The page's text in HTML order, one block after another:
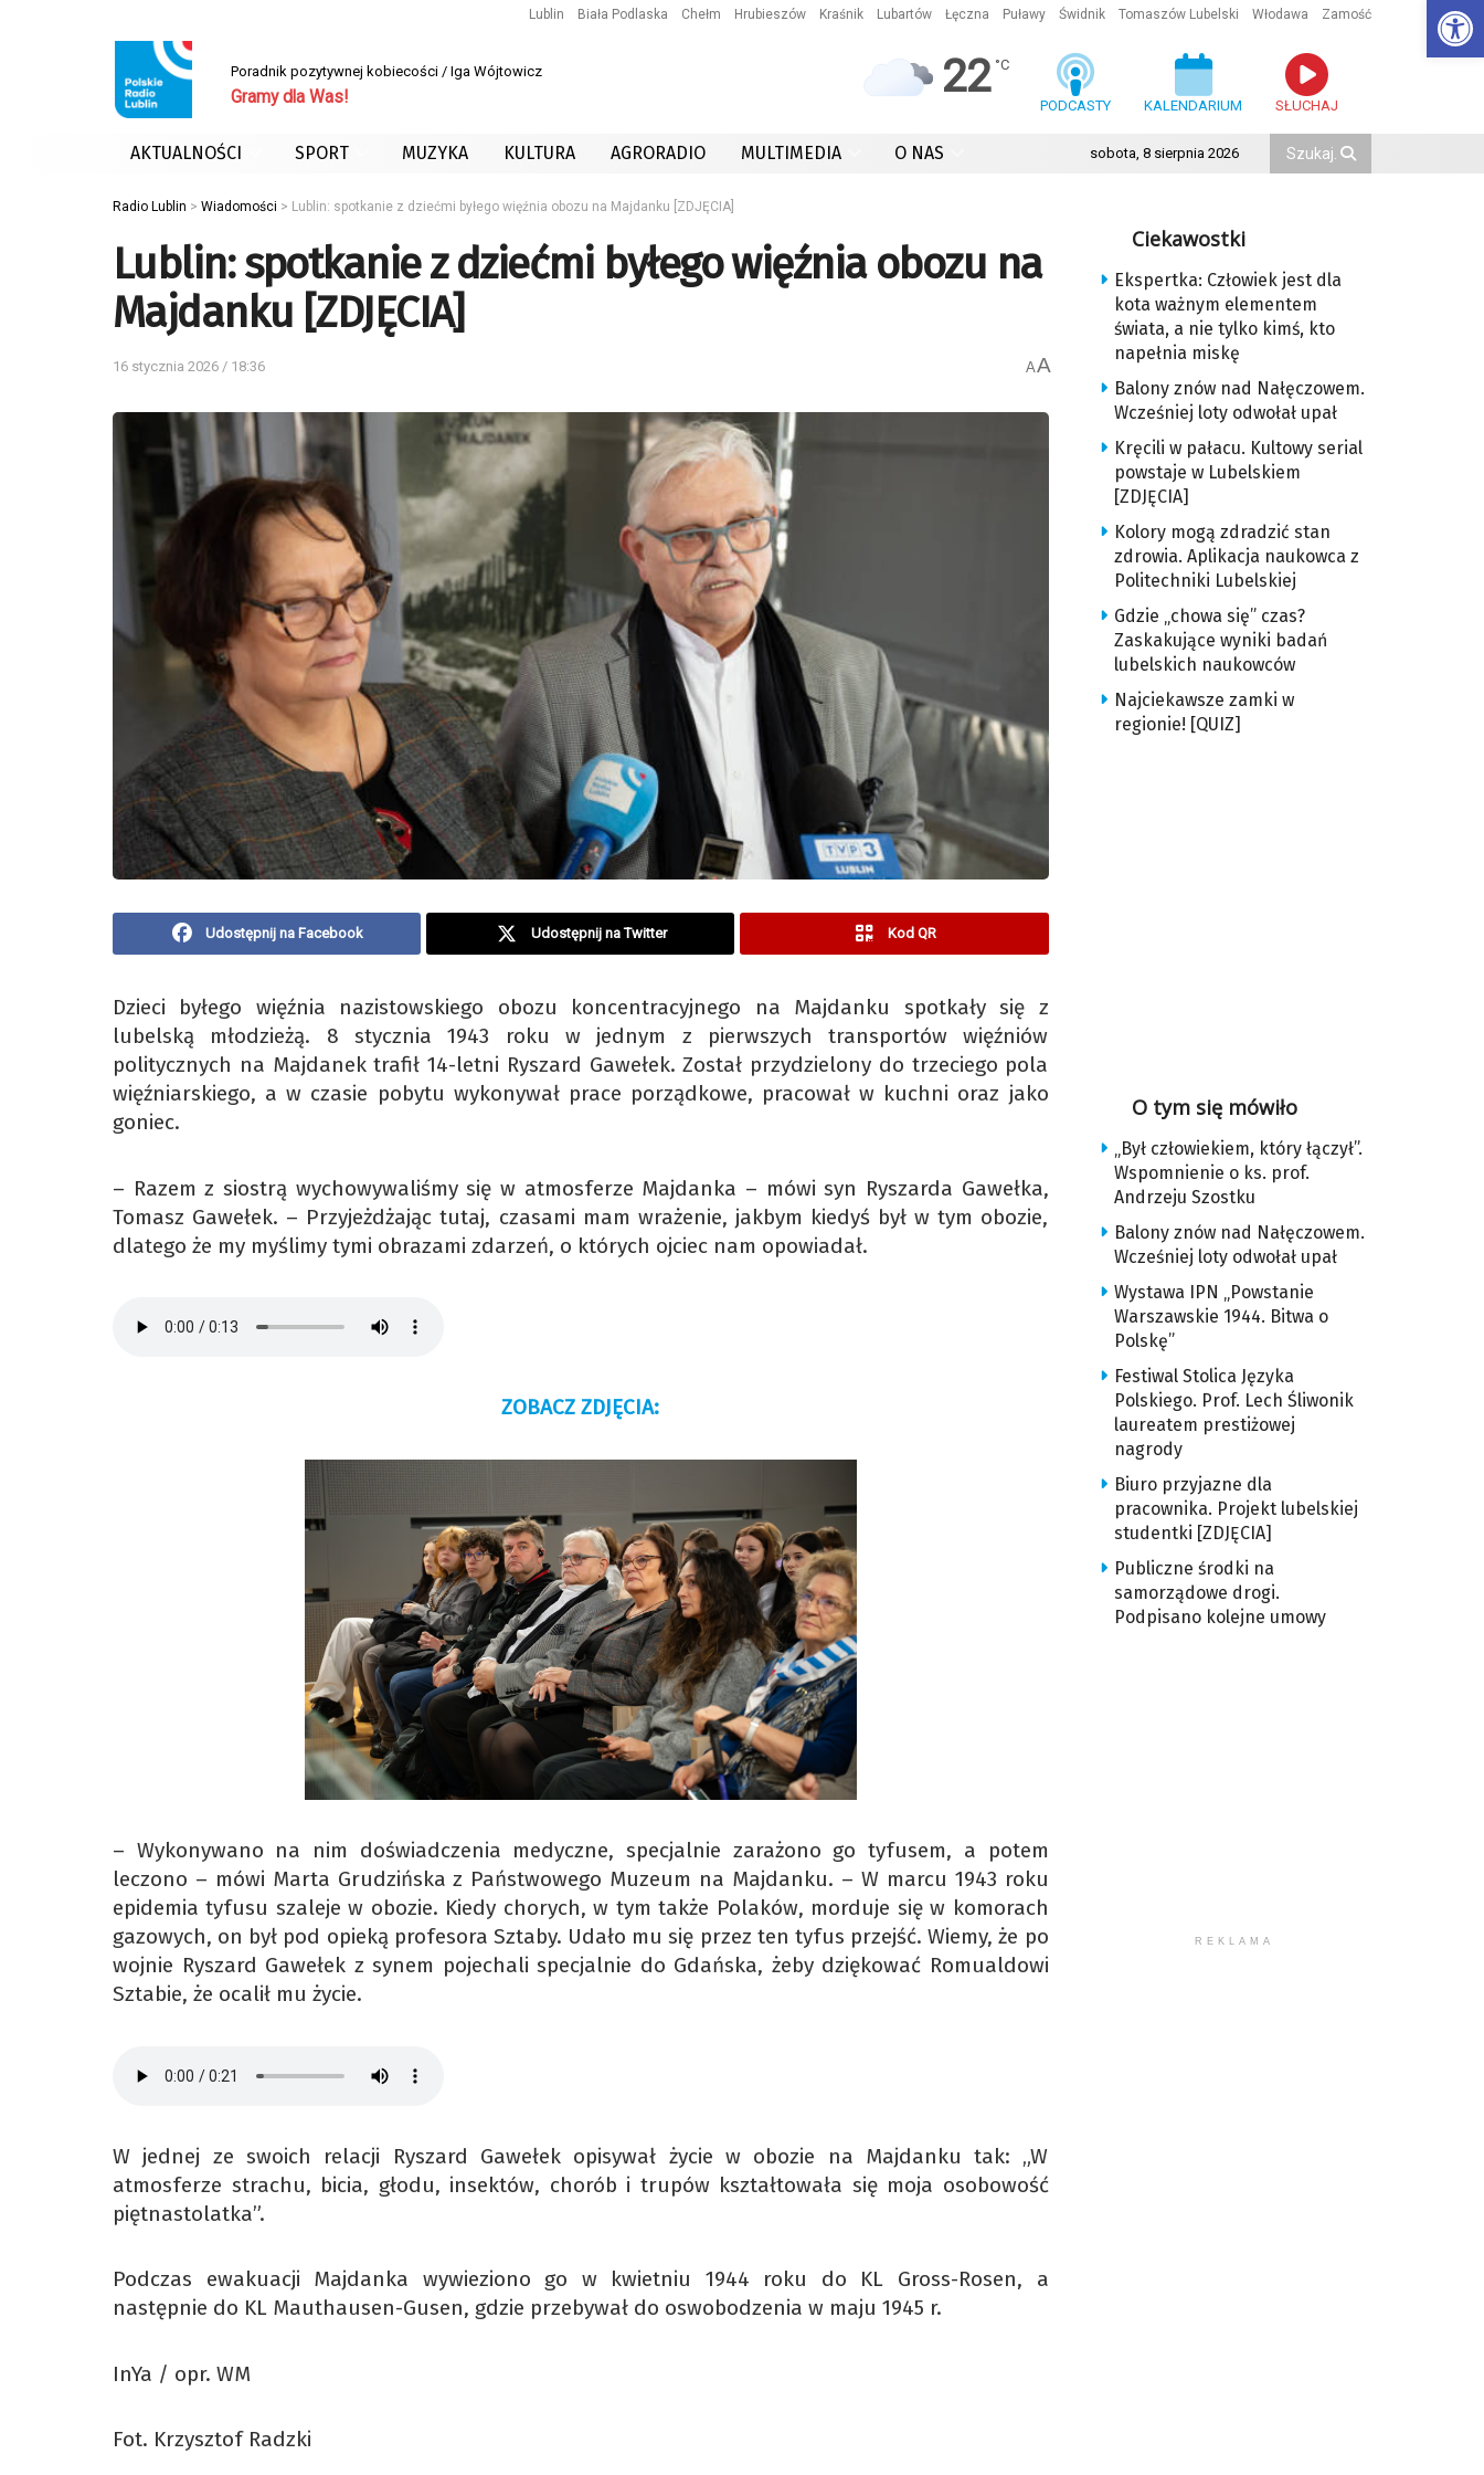
Lublin Biała Podlaska Chełm Hrubieszów Kraśnik Lubartów Łęczna Puławy Świdnik Tomaszów Lubelski Włodawa Zamość
Poradnik pozytywnej kobiecości / Iga Wójtowicz
Gramy dla Was! 22 °C
PODCASTY KALENDARIUM SŁUCHAJ
AKTUALNOŚCI SPORT MUZYKA KULTURA AGRORADIO MULTIMEDIA O NAS sobota, 8 sierpnia 2026
Radio Lublin > Wiadomości > Lublin: spotkanie z dziećmi byłego więźnia obozu na Majdanku [ZDJĘCIA]
Lublin: spotkanie z dziećmi byłego więźnia obozu na
Majdanku [ZDJĘCIA]
16 stycznia 2026 / 18:36 AA
Udostępnij na Facebook Udostępnij na Twitter Kod QR
Dzieci byłego więźnia nazistowskiego obozu koncentracyjnego na Majdanku spotkały się z
lubelską młodzieżą. 8 stycznia 1943 roku w jednym z pierwszych transportów więźniów
politycznych na Majdanek trafił 14-letni Ryszard Gawełek. Został przydzielony do trzeciego pola
więźniarskiego, a w czasie pobytu wykonywał prace porządkowe, pracował w kuchni oraz jako
goniec.
– Razem z siostrą wychowywaliśmy się w atmosferze Majdanka – mówi syn Ryszarda Gawełka,
Tomasz Gawełek. – Przyjeżdżając tutaj, czasami mam wrażenie, jakbym kiedyś był w tym obozie,
dlatego że my myślimy tymi obrazami zdarzeń, o których ojciec nam opowiadał.
ZOBACZ ZDJĘCIA:
– Wykonywano na nim doświadczenia medyczne, specjalnie zarażono go tyfusem, a potem
leczono – mówi Marta Grudzińska z Państwowego Muzeum na Majdanku. – W marcu 1943 roku
epidemia tyfusu szaleje w obozie. Kiedy chorych, w tym także Polaków, morduje się w komorach
gazowych, on był pod opieką profesora Sztaby. Udało mu się przez ten tyfus przejść. Wiemy, że po
wojnie Ryszard Gawełek z synem pojechali specjalnie do Gdańska, żeby dziękować Romualdowi
Sztabie, że ocalił mu życie.
W jednej ze swoich relacji Ryszard Gawełek opisywał życie w obozie na Majdanku tak: „W
atmosferze strachu, bicia, głodu, insektów, chorób i trupów kształtowała się moja osobowość
piętnastolatka”.
Podczas ewakuacji Majdanka wywieziono go w kwietniu 1944 roku do KL Gross-Rosen, a
następnie do KL Mauthausen-Gusen, gdzie przebywał do oswobodzenia w maju 1945 r.
InYa / opr. WM
Fot. Krzysztof Radzki
Ciekawostki
Ekspertka: Człowiek jest dla
kota ważnym elementem
świata, a nie tylko kimś, kto
napełnia miskę
Balony znów nad Nałęczowem.
Wcześniej loty odwołał upał
Kręcili w pałacu. Kultowy serial
powstaje w Lubelskiem
[ZDJĘCIA]
Kolory mogą zdradzić stan
zdrowia. Aplikacja naukowca z
Politechniki Lubelskiej
Gdzie „chowa się” czas?
Zaskakujące wyniki badań
lubelskich naukowców
Najciekawsze zamki w
regionie! [QUIZ]
O tym się mówiło
„Był człowiekiem, który łączył”.
Wspomnienie o ks. prof.
Andrzeju Szostku
Balony znów nad Nałęczowem.
Wcześniej loty odwołał upał
Wystawa IPN „Powstanie
Warszawskie 1944. Bitwa o
Polskę”
Festiwal Stolica Języka
Polskiego. Prof. Lech Śliwonik
laureatem prestiżowej
nagrody
Biuro przyjazne dla
pracownika. Projekt lubelskiej
studentki [ZDJĘCIA]
Publiczne środki na
samorządowe drogi.
Podpisano kolejne umowy
REKLAMA